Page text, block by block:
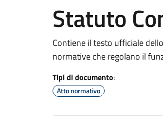
Statuto
Contiene il testo ufficiale
normative che regolano il
Tipi di documento:
Atto normativo